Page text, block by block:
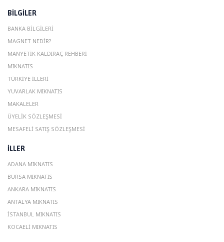
BILGILER
BANKA BILGILERI
MAGNET NEDIR?
MANYETIK KALDIRAÇ REHBERI
MIKNATIS
TÜRKIYE İLLERI
YUVARLAK MIKNATIS
MAKALELER
ÜYELIK SÖZLEŞMESI
MESAFELI SATIŞ SÖZLEŞMESI
ILLER
ADANA MIKNATIS
BURSA MIKNATIS
ANKARA MIKNATIS
ANTALYA MIKNATIS
ISTANBUL MIKNATIS
KOCAELI MIKNATIS